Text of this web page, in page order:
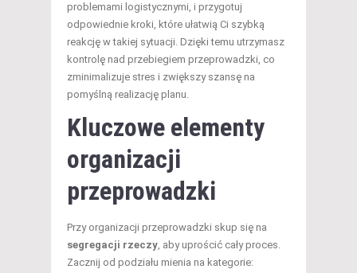
problemami logistycznymi, i przygotuj
odpowiednie kroki, które ułatwią Ci szybką
reakcję w takiej sytuacji. Dzięki temu utrzymasz
kontrolę nad przebiegiem przeprowadzki, co
zminimalizuje stres i zwiększy szansę na
pomyślną realizację planu.
Kluczowe elementy
organizacji
przeprowadzki
Przy organizacji przeprowadzki skup się na
segregacji rzeczy, aby uprościć cały proces.
Zacznij od podziału mienia na kategorie: